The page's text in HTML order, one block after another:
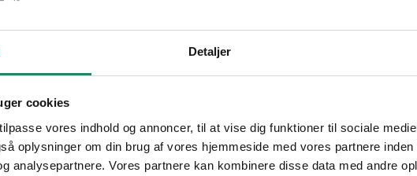
Detaljer
cookies
vores indhold og annoncer, til at vise dig funktioner til sociale
oplysninger om din brug af vores hjemmeside med vores partnere inden
analysepartnere. Vores partnere kan kombinere disse data med andre